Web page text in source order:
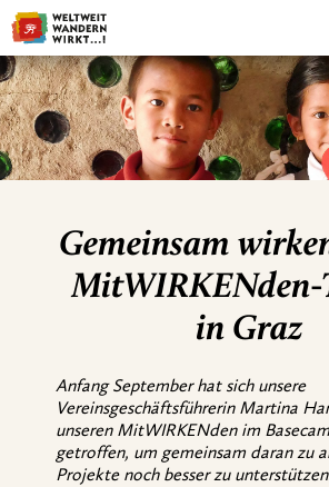
Gemeinsam
MitWIRKENden-
in Graz
Anfang September hat sich unsere
Vereinsgeschäftsführerin Martina
unseren MitWIRKENden im
getroffen, um gemeinsam daran zu
Projekte noch besser zu